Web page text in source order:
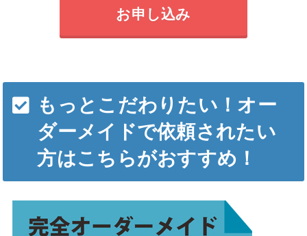
お申し込み
もっとこだわりたい！オー
ダーメイドで依頼されたい
方はこちらがおすすめ！